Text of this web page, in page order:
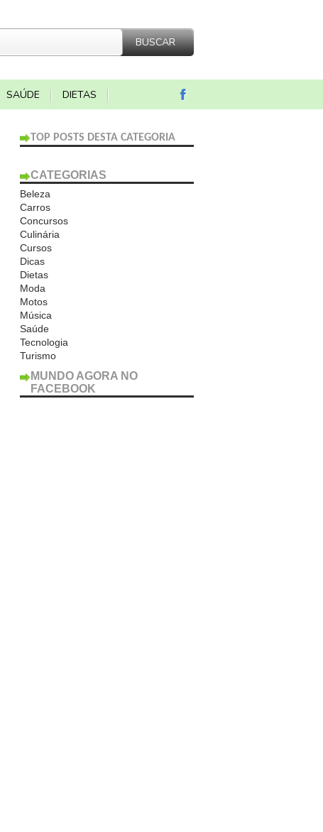
SAÚDE DIETAS
TOP POSTS DESTA CATEGORIA
CATEGORIAS
Beleza
Carros
Concursos
Culinária
Cursos
Dicas
Dietas
Moda
Motos
Música
Saúde
Tecnologia
Turismo
MUNDO AGORA NO
FACEBOOK